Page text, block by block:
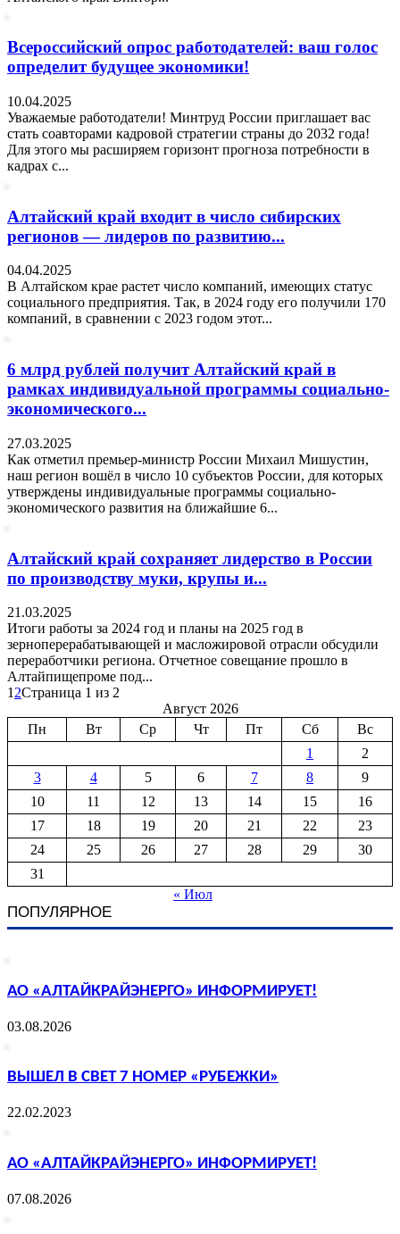
Всероссийский опрос работодателей: ваш голос
определит будущее экономики!
10.04.2025
Уважаемые работодатели! Минтруд России приглашает вас
стать соавторами кадровой стратегии страны до 2032 года!
Для этого мы расширяем горизонт прогноза потребности в
кадрах с...
Алтайский край входит в число сибирских
регионов — лидеров по развитию...
04.04.2025
В Алтайском крае растет число компаний, имеющих статус
социального предприятия. Так, в 2024 году его получили 170
компаний, в сравнении с 2023 годом этот...
6 млрд рублей получит Алтайский край в
рамках индивидуальной программы социально-
экономического...
27.03.2025
Как отметил премьер-министр России Михаил Мишустин,
наш регион вошёл в число 10 субъектов России, для которых
утверждены индивидуальные программы социально-
экономического развития на ближайшие 6...
Алтайский край сохраняет лидерство в России
по производству муки, крупы и...
21.03.2025
Итоги работы за 2024 год и планы на 2025 год в
зерноперерабатывающей и масложировой отрасли обсудили
переработчики региона. Отчетное совещание прошло в
Алтайпищепроме под...
1 2Страница 1 из 2
Август 2026
Пн
Вт Ср Чт Пт Сб
Вс
1
2
3
4 5 6 7 8
9
10
11 12 13 14 15
16
17
18 19 20 21 22
23
24
25 26 27 28 29
30
31
« Июл
ПОПУЛЯРНОЕ
АО «АЛТАЙКРАЙЭНЕРГО» ИНФОРМИРУЕТ!
03.08.2026
ВЫШЕЛ В СВЕТ 7 НОМЕР «РУБЕЖКИ»
22.02.2023
АО «АЛТАЙКРАЙЭНЕРГО» ИНФОРМИРУЕТ!
07.08.2026